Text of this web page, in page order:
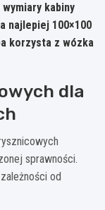
kabiny
najlepiej 100×100
korzysta z wózka
dla
sprawności.
od